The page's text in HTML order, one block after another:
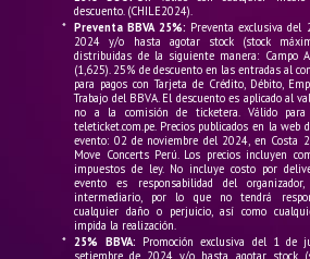
gracias a Move Concerts
estarán disponibles vía
puntos de venta) con
BBVA el 28, 29 y 30 de junio y
el 1 de julio con 25% de
tarjetas BBVA.
descuento. (CHILE2024).
* Preventa BBVA 25%: Preventa exclusiva
2024 y/o hasta agotar stock (stock
distribuidas de la siguiente manera: Campo
(1,625). 25% de descuento en las entradas al
para pagos con Tarjeta de Crédito, Débito,
Trabajo del BBVA. El descuento es aplicado al
no a la comisión de ticketera. Válido
teleticket.com.pe. Precios publicados en la web
evento: 02 de noviembre del 2024, en Costa
Move Concerts Perú. Los precios incluyen
impuestos de ley. No incluye costo por
evento es responsabilidad del
intermediario, por lo que no tendrá
cualquier daño o perjuicio, así como
impida la realización.
* 25% BBVA: Promoción exclusiva del 1